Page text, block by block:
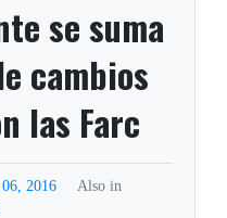
se suma
cambios
las Farc
2016
Also in